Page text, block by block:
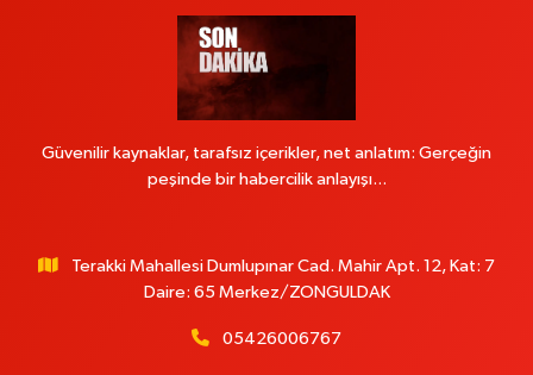
Güvenilir kaynaklar, tarafsız içerikler, net anlatım: Gerçeğin
peşinde bir habercilik anlayışı...
Terakki Mahallesi Dumlupınar Cad. Mahir Apt. 12, Kat: 7
Daire: 65 Merkez/ZONGULDAK
05426006767